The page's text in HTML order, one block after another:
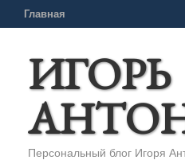
Главная
ИГОРЬ
Персональный блог Игоря